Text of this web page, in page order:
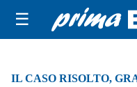
☰
IL CASO RISOLTO,